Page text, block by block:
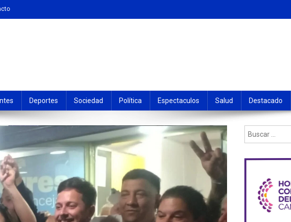
Deportes Sociedad Política Espectaculos Salud Destacado